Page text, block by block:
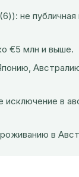
не
€5 млн и выше.
исключение в
в